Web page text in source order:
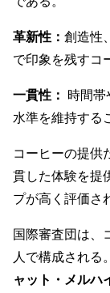
革新性： 創造性
で印象を残すコ
一貫性： 時間帯
水準を維持する
コーヒーの提供
貫した体験を提
プが高く評価さ
国際審査団は、
人で構成される
ャット・メルハ